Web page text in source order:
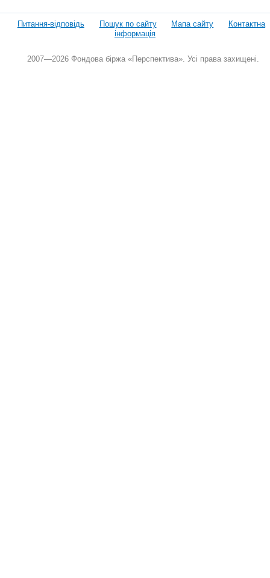
Питання-відповідь Пошук по сайту Мапа сайту
Контактна
інформація
2007—2026 Фондова біржа «Перспектива». Усі права захищені.